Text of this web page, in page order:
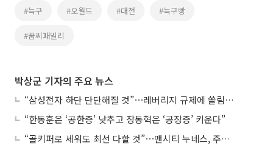
#늑구 #오월드 #대전 #늑구빵
#꿈씨패밀리
박상군 기자의 주요 뉴스
“삼성전자 하단 단단해질 것”⋯레버리지 규제에 쏠림 완화
“한동훈은 ‘공한증’ 낮추고 장동혁은 ‘공장증’ 키운다”
“골키퍼로 세워도 최선 다할 것”⋯맨시티 누네스, 주전 경쟁 각오